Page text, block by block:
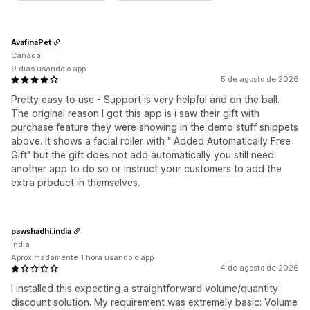
Segmentação
Análises
5 de agosto de 2026
Pretty easy to use - Support is very helpful and on the ball.
The original reason I got this app is i saw their gift with
purchase feature they were showing in the demo stuff snippets
above. It shows a facial roller with " Added Automatically Free
Gift" but the gift does not add automatically you still need
another app to do so or instruct your customers to add the
extra product in themselves.
AvafinaPet
Canadá
9 dias usando o app
4 de agosto de 2026
I installed this expecting a straightforward volume/quantity
discount solution. My requirement was extremely basic: Volume
pawshadhi.india
Índia
Aproximadamente 1 hora usando o app